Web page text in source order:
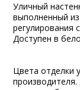
Уличный
выполненный
регулирования
Доступен в
Цвета отделки